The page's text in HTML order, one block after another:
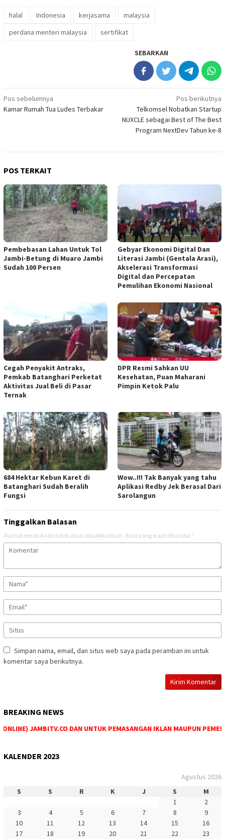
halal Indonesia kerjasama
malaysia
perdana menteri malaysia
sertifikat
SEBARKAN
Navigasi
pos
Pos sebelumnya
Kamar Rumah Tua Ludes Terbakar
Pos berikutnya
Telkomsel Nobatkan Startup
NUXCLE sebagai Best of The Best
Program NextDev Tahun ke-8
POS TERKAIT
Pembebasan Lahan Untuk Tol
Jambi-Betung di Muaro Jambi
Sudah 100 Persen
Gebyar Ekonomi Digital Dan
Literasi Jambi (Gentala Arasi),
Akselerasi Transformasi
Digital dan Percepatan
Pemulihan Ekonomi Nasional
Cegah Penyakit Antraks,
Pemkab Batanghari Perketat
Aktivitas Jual Beli di Pasar
Ternak
DPR Resmi Sahkan UU
Kesehatan, Puan Maharani
Pimpin Ketok Palu
684 Hektar Kebun Karet di
Batanghari Sudah Beralih
Fungsi
Wow..!!! Tak Banyak yang tahu
Aplikasi Redby Jek Berasal Dari
Sarolangun
Tinggalkan Balasan
Alamat email Anda tidak akan dipublikasikan. Ruas yang wajib ditandai *
Simpan nama, email, dan situs web saya pada peramban ini untuk
komentar saya berikutnya.
BREAKING NEWS
JAMBITV.CO DAN UNTUK PEMASANGAN IKLAN MAUPUN
KALENDER 2023
Agustus 2026
S
S R K J S
M
1
2
3
4 5 6 7 8
9
10
11 12 13 14 15
16
17
18 19 20 21 22
23